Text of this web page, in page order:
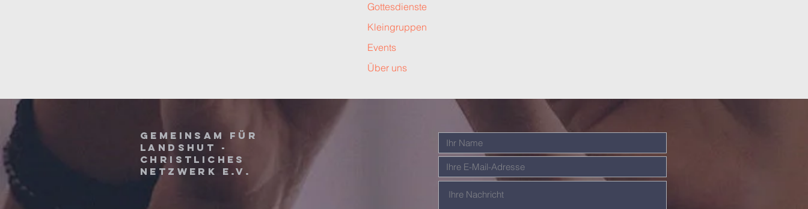
Gottesdienste
Kleingruppen
Events
Über uns
Gemeinsam für
Landshut -
christliches
Netzwerk e.V.